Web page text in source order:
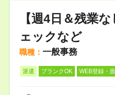
【週4日＆残業
ェックなど
職種： 一般事務
派遣 ブランクOK WEB登録・